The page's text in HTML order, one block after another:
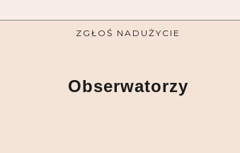
ZGŁOŚ NADUŻYCIE
Obserwatorzy